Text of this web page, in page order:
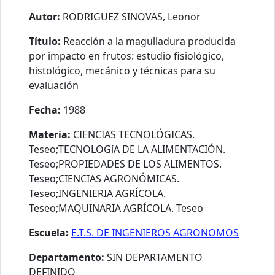
Autor: RODRIGUEZ SINOVAS, Leonor
Título: Reacción a la magulladura producida
por impacto en frutos: estudio fisiológico,
histológico, mecánico y técnicas para su
evaluación
Fecha: 1988
Materia: CIENCIAS TECNOLÓGICAS.
Teseo;TECNOLOGíA DE LA ALIMENTACIÓN.
Teseo;PROPIEDADES DE LOS ALIMENTOS.
Teseo;CIENCIAS AGRONÓMICAS.
Teseo;INGENIERIA AGRÍCOLA.
Teseo;MAQUINARIA AGRÍCOLA. Teseo
Escuela: E.T.S. DE INGENIEROS AGRONOMOS
Departamento: SIN DEPARTAMENTO
DEFINIDO